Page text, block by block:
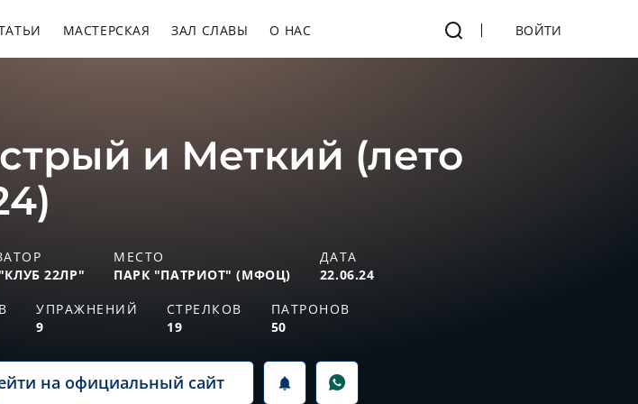
МАСТЕРСКАЯ ЗАЛ СЛАВЫ О НАС ВОЙТИ
и Меткий (лето
22ЛР"
МЕСТО
ПАРК "ПАТРИОТ" (МФОЦ)
ДАТА
22.06.24
УПРАЖНЕНИЙ
9
СТРЕЛКОВ
19
ПАТРОНОВ
50
на официальный сайт